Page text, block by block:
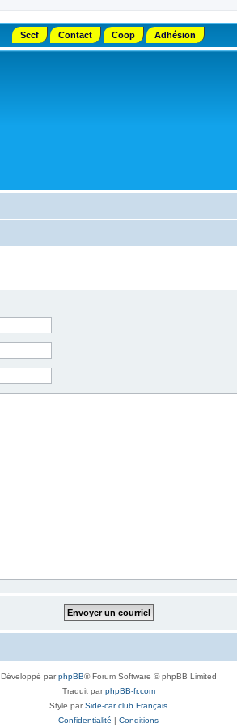
Sccf Contact Coop Adhésion
Développé parphpBB® Forum Software © phpBB Limited
Traduit parphpBB-fr.com
Style parSide-car club Français
Confidentialité | Conditions